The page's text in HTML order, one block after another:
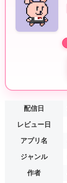
配信日
レビュー日
アプリ名
ジャンル
作者